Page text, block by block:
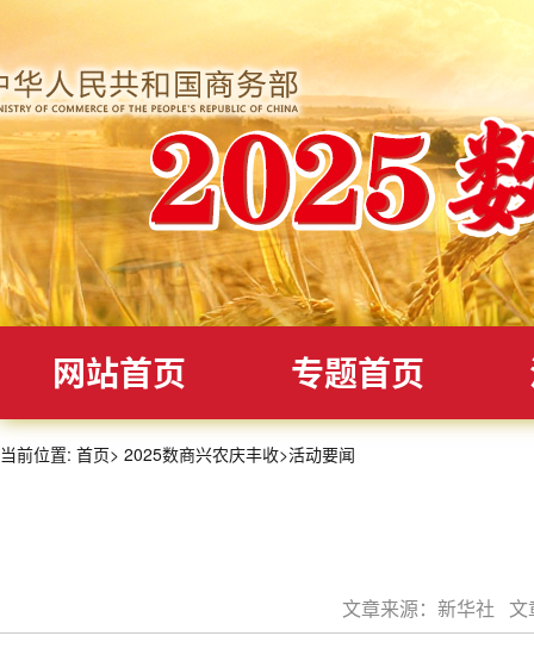
网站首页 专题首页
当前位置: 首页> 2025数商兴农庆丰收>活动要闻
文章来源：新华社